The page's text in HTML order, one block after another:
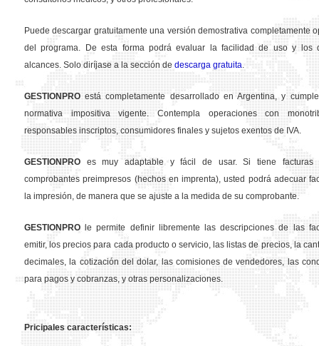
Puede descargar gratuitamente una versión demostrativa completamente
del programa. De esta forma podrá evaluar la facilidad de uso y los
alcances. Solo diríjase a la sección de descarga gratuita.
GESTION PRO está completamente desarrollado en Argentina, y
normativa impositiva vigente. Contempla operaciones con
responsables inscriptos, consumidores finales y sujetos exentos de IVA.
GESTION PRO es muy adaptable y fácil de usar. Si tiene facturas
comprobantes preimpresos (hechos en imprenta), usted podrá adecuar
la impresión, de manera que se ajuste a la medida de su comprobante.
GESTION PRO le permite definir libremente las descripciones de las
emitir, los precios para cada producto o servicio, las listas de precios, la
decimales, la cotización del dolar, las comisiones de vendedores, las
para pagos y cobranzas, y otras personalizaciones.
Pricipales características: